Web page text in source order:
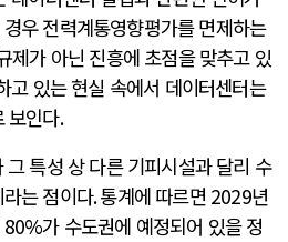
우 전력계통영향평가를 면제하는
제가 아닌 진흥에 초점을 맞추고 있
고 있는 현실 속에서 데이터센터는
보인다.
그 특성 상 다른 기피시설과 달리 수
는 점이다.통계에 따르면 2029년
80%가 수도권에 예정되어 있을 정